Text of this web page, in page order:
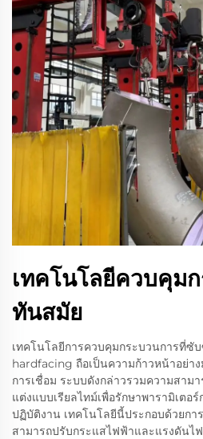
เทคโนโลยีควบคุม
ทันสมัย
เทคโนโลยีการควบคุมกระบวนการที่ซับ
hardfacing ถือเป็นความก้าวหน้าอย่า
การเชื่อม ระบบดังกล่าวรวมความสาม
แต่งแบบเรียลไทม์เพื่อรักษาพารามิเตอ
ปฏิบัติงาน เทคโนโลยีนี้ประกอบด้วยก
สามารถปรับกระแสไฟฟ้าและแรงดันไ